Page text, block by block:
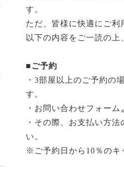
す。
ただ、皆様に快適にご利
以下の内容をご一読の上
■ご予約
・3部屋以上のご予約の
す。
・お問い合わせフォー
・その際、お支払い方
い。
※ご予約日から10％のキ